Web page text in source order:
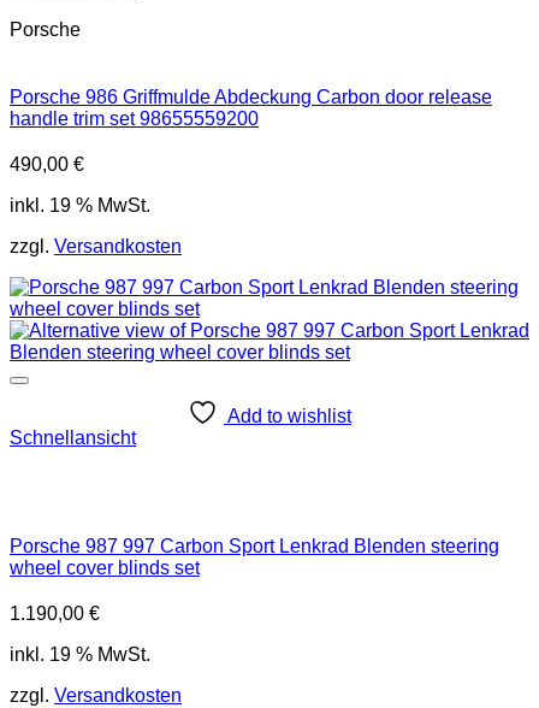
Porsche
Porsche 986 Griffmulde Abdeckung Carbon door release
handle trim set 98655559200
490,00 €
inkl. 19 % MwSt.
zzgl. Versandkosten
Add to wishlist
Schnellansicht
Porsche 987 997 Carbon Sport Lenkrad Blenden steering
wheel cover blinds set
1.190,00 €
inkl. 19 % MwSt.
zzgl. Versandkosten